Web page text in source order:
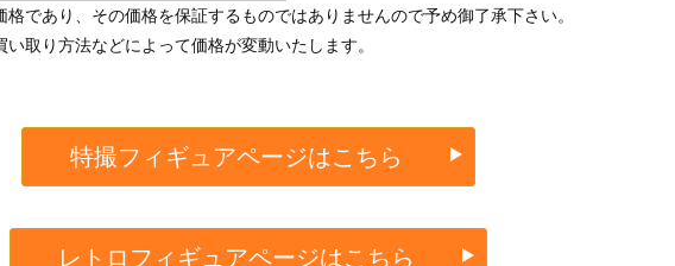
であり、その価格を保証するものではありませんので予め御了承下さい。
取り方法などによって価格が変動いたします。
特撮フィギュアページはこちら
レトロフィギュアページはこちら